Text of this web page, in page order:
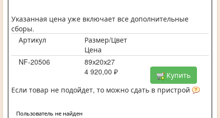
Указанная цена уже включает все дополнительные
сборы.
Артикул
Размер/Цвет
Цена
NF-20506
89х20х27
4 920,00 ₽
Купить
Если товар не подойдет, то можно сдать в пристрой
Пользователь не найден